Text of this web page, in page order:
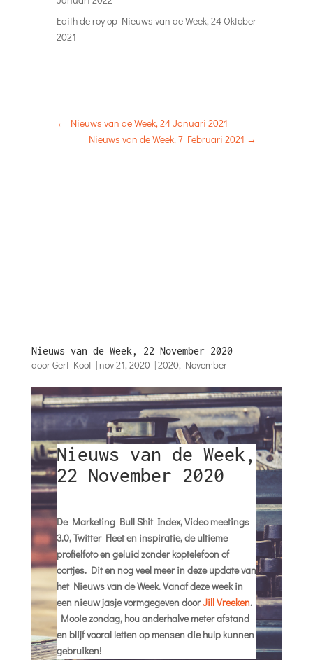
Edith de royop Nieuws van de Week, 24 Oktober
2021
← Nieuws van de Week, 24 Januari 2021
Nieuws van de Week, 7 Februari 2021 →
Nieuws van de Week, 22 November 2020
doorGert Koot| nov 21, 2020 |2020, November
Nieuws van de Week,
22 November 2020
De Marketing Bull Shit Index, Video meetings
3.0, Twitter Fleet en inspiratie, de ultieme
profielfoto en geluid zonder koptelefoon of
oortjes. Dit en nog veel meer in deze update van
het Nieuws van de Week. Vanaf deze week in
een nieuw jasje vormgegeven doorJill Vreeken.
Mooie zondag, hou anderhalve meter afstand
en blijf vooral letten op mensen die hulp kunnen
gebruiken!